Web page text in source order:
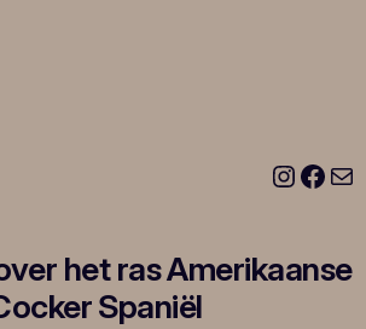
InstagramFacebook E-mail
het ras Amerikaanse
Spaniël